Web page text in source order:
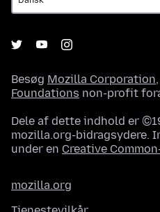
Besøg Mozilla Corporation
Foundations non-profit
Dele af dette indhold er
mozilla.org-bidragsydere.
under en Creative
mozilla.org